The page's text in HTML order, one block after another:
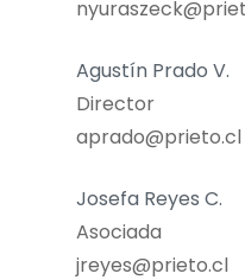
Agustín Prado V.
Director
aprado@prieto.cl
Josefa Reyes C.
Asociada
jreyes@prieto.cl